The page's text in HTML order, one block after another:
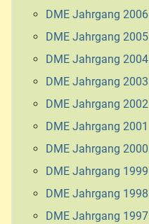
DME Jahrgang 2006
DME Jahrgang 2005
DME Jahrgang 2004
DME Jahrgang 2003
DME Jahrgang 2002
DME Jahrgang 2001
DME Jahrgang 2000
DME Jahrgang 1999
DME Jahrgang 1998
DME Jahrgang 1997